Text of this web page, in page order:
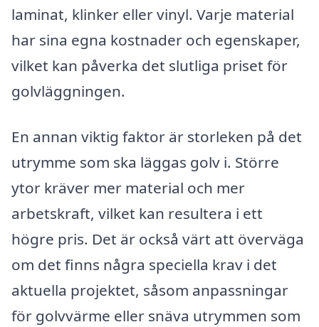
laminat, klinker eller vinyl. Varje material
har sina egna kostnader och egenskaper,
vilket kan påverka det slutliga priset för
golvläggningen.
En annan viktig faktor är storleken på det
utrymme som ska läggas golv i. Större
ytor kräver mer material och mer
arbetskraft, vilket kan resultera i ett
högre pris. Det är också värt att överväga
om det finns några speciella krav i det
aktuella projektet, såsom anpassningar
för golvvärme eller snäva utrymmen som